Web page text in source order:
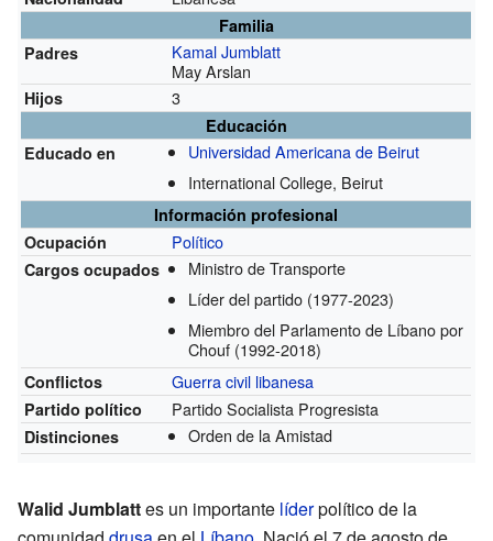
Familia
Padres
Kamal Jumblatt
May Arslan
Hijos 3
Educación
Educado en
Universidad Americana de Beirut
International College, Beirut
Información profesional
Ocupación
Político
Cargos ocupados
Ministro de Transporte
Líder del partido (1977-2023)
Miembro del Parlamento de Líbano por
Chouf (1992-2018)
Conflictos Guerra civil libanesa
Partido político Partido Socialista Progresista
Distinciones Orden de la Amistad
Walid Jumblattes un importante líderpolítico de la